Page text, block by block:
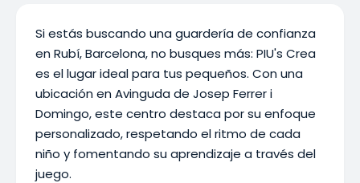
Si estás buscando una guardería de confianza
en Rubí, Barcelona, no busques más: PIU's Crea
es el lugar ideal para tus pequeños. Con una
ubicación en Avinguda de Josep Ferrer i
Domingo, este centro destaca por su enfoque
personalizado, respetando el ritmo de cada
niño y fomentando su aprendizaje a través del
juego.